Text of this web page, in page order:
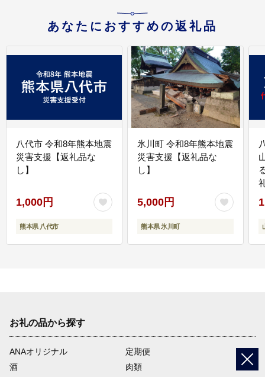
あなたにおすすめの返礼品
八代市 令和8年熊本地震
災害支援【返礼品な
し】
1,000円
熊本県 八代市
氷川町 令和8年熊本地震
災害支援【返礼品な
し】
5,000円
熊本県 氷川町
お礼の品から探す
ANAオリジナル
定期便
酒
肉類